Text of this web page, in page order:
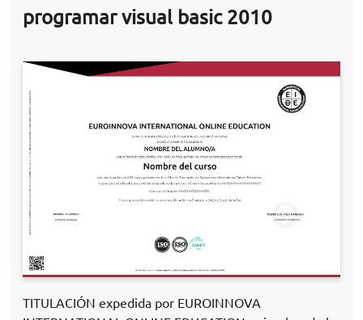
programar visual basic 2010
TITULACIÓN expedida por EUROINNOVA